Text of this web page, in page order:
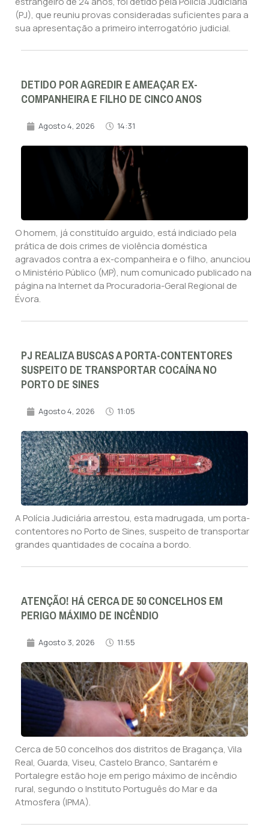
(PJ), que reuniu provas consideradas suficientes para a
sua apresentação a primeiro interrogatório judicial.
DETIDO POR AGREDIR E AMEAÇAR EX-
COMPANHEIRA E FILHO DE CINCO ANOS
Agosto 4, 2026 14:31
O homem, já constituído arguido, está indiciado pela
prática de dois crimes de violência doméstica
agravados contra a ex-companheira e o filho, anunciou
o Ministério Público (MP), num comunicado publicado na
página na Internet da Procuradoria-Geral Regional de
Évora.
PJ REALIZA BUSCAS A PORTA-CONTENTORES
SUSPEITO DE TRANSPORTAR COCAÍNA NO
PORTO DE SINES
Agosto 4, 2026 11:05
A Polícia Judiciária arrestou, esta madrugada, um porta-
contentores no Porto de Sines, suspeito de transportar
grandes quantidades de cocaína a bordo.
ATENÇÃO! HÁ CERCA DE 50 CONCELHOS EM
PERIGO MÁXIMO DE INCÊNDIO
Agosto 3, 2026 11:55
Cerca de 50 concelhos dos distritos de Bragança, Vila
Real, Guarda, Viseu, Castelo Branco, Santarém e
Portalegre estão hoje em perigo máximo de incêndio
rural, segundo o Instituto Português do Mar e da
Atmosfera (IPMA).